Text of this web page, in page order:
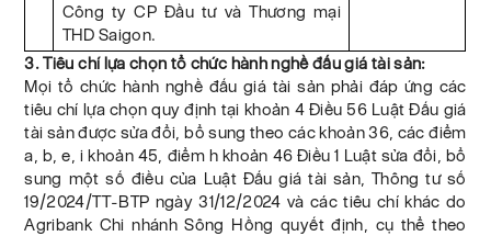
Công ty CP Đầu tư và Thương mại
THD Saigon.
3. Tiêu chí lựa chọn tổ chức hành nghề đấu giá tài sản:
Mọi tổ chức hành nghề đấu giá tài sản phải đáp ứng các
tiêu chí lựa chọn quy định tại khoản 4 Điều 56 Luật Đấu giá
tài sản được sửa đổi, bổ sung theo các khoản 36, các điểm
a, b, e, i khoản 45, điểm h khoản 46 Điều 1 Luật sửa đổi, bổ
sung một số điều của Luật Đấu giá tài sản, Thông tư số
19/2024/TT-BTP ngày 31/12/2024 và các tiêu chí khác do
Agribank Chi nhánh Sông Hồng quyết định, cụ thể theo